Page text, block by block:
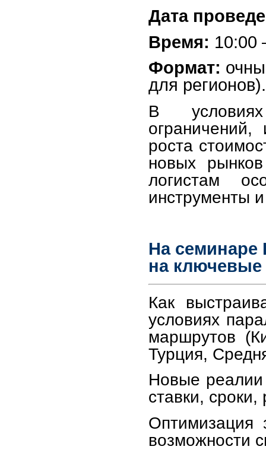
Дата
Время: 10:00
Формат:
для регионов).
В
ограничений,
роста
новых
логистам
инструменты
На семинаре
на ключевые
Как
условиях
маршрутов
Турция,
Новые
ставки,
Оптимизация
возможности